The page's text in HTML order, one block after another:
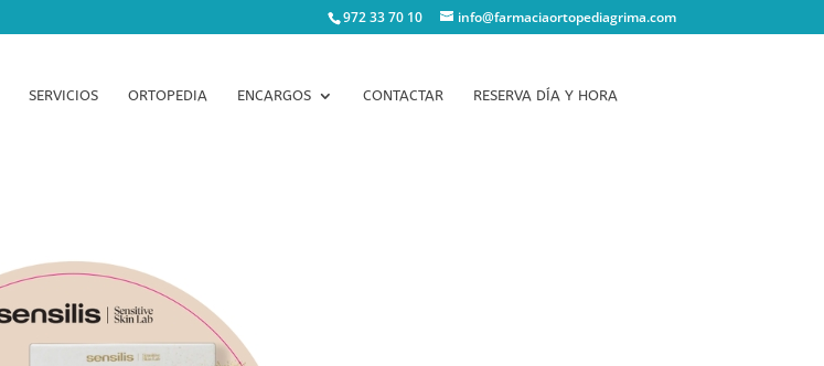
972 33 70 10 info@farmaciaortopediagrima.com
SERVICIOS ORTOPEDIA ENCARGOS CONTACTAR RESERVA DÍA Y HORA